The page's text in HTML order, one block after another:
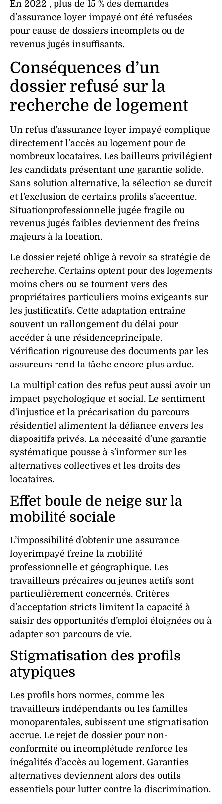
En 2022 , plus de 15 % des demandes
d’assurance loyer impayé ont été refusées
pour cause de dossiers incomplets ou de
revenus jugés insuffisants.
Conséquences d’un
dossier refusé sur la
recherche de logement
Un refus d’assurance loyer impayé complique
directement l’accès au logement pour de
nombreux locataires. Les bailleurs privilégient
les candidats présentant une garantie solide.
Sans solution alternative, la sélection se durcit
et l’exclusion de certains profils s’accentue.
Situationprofessionnelle jugée fragile ou
revenus jugés faibles deviennent des freins
majeurs à la location.
Le dossier rejeté oblige à revoir sa stratégie de
recherche. Certains optent pour des logements
moins chers ou se tournent vers des
propriétaires particuliers moins exigeants sur
les justificatifs. Cette adaptation entraîne
souvent un rallongement du délai pour
accéder à une résidenceprincipale.
Vérification rigoureuse des documents par les
assureurs rend la tâche encore plus ardue.
La multiplication des refus peut aussi avoir un
impact psychologique et social. Le sentiment
d’injustice et la précarisation du parcours
résidentiel alimentent la défiance envers les
dispositifs privés. La nécessité d’une garantie
systématique pousse à s’informer sur les
alternatives collectives et les droits des
locataires.
Effet boule de neige sur la
mobilité sociale
L’impossibilité d’obtenir une assurance
loyerimpayé freine la mobilité
professionnelle et géographique. Les
travailleurs précaires ou jeunes actifs sont
particulièrement concernés. Critères
d’acceptation stricts limitent la capacité à
saisir des opportunités d’emploi éloignées ou à
adapter son parcours de vie.
Stigmatisation des profils
atypiques
Les profils hors normes, comme les
travailleurs indépendants ou les familles
monoparentales, subissent une stigmatisation
accrue. Le rejet de dossier pour non-
conformité ou incomplétude renforce les
inégalités d’accès au logement. Garanties
alternatives deviennent alors des outils
essentiels pour lutter contre la discrimination.